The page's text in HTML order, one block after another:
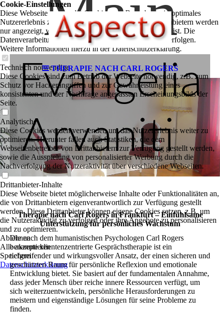
THERAPIE NACH CARL ROGERS
Evangelia
Arvaniti
Therapie nach Carl Rogers in Frankfurt – Einfühlsame
Unterstützung für persönliches Wachstum
Die nach dem humanistischen Psychologen Carl Rogers
benannte klientenzentrierte Gesprächstherapie ist ein
tiefgreifender und wirkungsvoller Ansatz, der einen sicheren und
geschützten Raum für persönliche Reflexion und emotionale
Entwicklung bietet. Sie basiert auf der fundamentalen Annahme,
dass jeder Mensch über reiche innere Ressourcen verfügt, um
sich weiterzuentwickeln, persönliche Herausforderungen zu
meistern und eigenständige Lösungen für seine Probleme zu
finden.
Cookie-Einstellungen
Diese Webseite verwendet Cookies, um Besuchern ein optimales
Nutzererlebnis zu bieten. Bestimmte Inhalte von Drittanbietern werden
nur angezeigt, wenn die entsprechende Option aktiviert ist. Die
Datenverarbeitung kann dann auch in einem Drittland erfolgen.
Weitere Informationen hierzu in der Datenschutzerklärung.
Technisch notwendige
Diese Cookies sind zum Betrieb der Webseite notwendig, z.B. zum
Schutz vor Hackerangriffen und zur Gewährleistung eines
konsistenten und der Nachfrage angepassten Erscheinungsbilds der
Seite.
Analytische
Diese Cookies werden verwendet, um das Nutzererlebnis weiter zu
optimieren. Hierunter fallen auch Statistiken, die dem
Webseitenbetreiber von Drittanbietern zur Verfügung gestellt werden,
sowie die Ausspielung von personalisierter Werbung durch die
Nachverfolgung der Nutzeraktivität über verschiedene Webseiten.
Drittanbieter-Inhalte
Diese Webseite bietet möglicherweise Inhalte oder Funktionalitäten an,
die von Drittanbietern eigenverantwortlich zur Verfügung gestellt
werden. Diese Drittanbieter können eigene Cookies setzen, z.B. um
die Nutzeraktivität zu verfolgen oder ihre Angebote zu personalisieren
und zu optimieren.
Ablehnen
Alle akzeptieren
Speichern
Datenschutzerklärung